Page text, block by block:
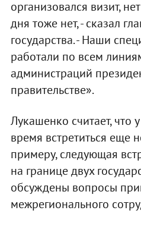
организовался визит,
дня тоже нет, - сказал
государства. - Наши
работали по всем
администраций
правительстве».
Лукашенко считает, что
время встретиться еще
примеру, следующая
на границе двух
обсуждены вопросы
межрегионального